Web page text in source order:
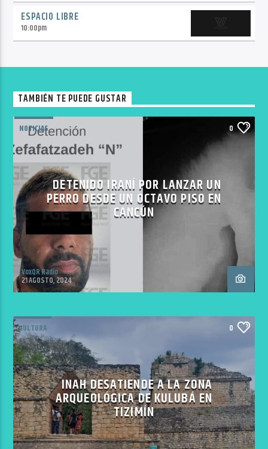
ESPACIO LIBRE
10:00pm
TAMBIÉN TE PUEDE GUSTAR
NOTICIAS 0
DETENIDO IRANÍ POR LANZAR UN
PERRO DESDE UN OCTAVO PISO EN
CANCÚN
VoxQR Radio
21 AGOSTO, 2024
CULTURA 0
INAH DESATIENDE A LA ZONA
ARQUEOLÓGICA DE KULUBÁ EN
TIZIMÍN